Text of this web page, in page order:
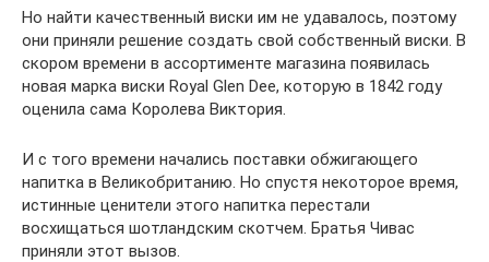
Но найти качественный виски им не удавалось, поэтому
они приняли решение создать свой собственный виски. В
скором времени в ассортименте магазина появилась
новая марка виски Royal Glen Dee, которую в 1842 году
оценила сама Королева Виктория.
И с того времени начались поставки обжигающего
напитка в Великобританию. Но спустя некоторое время,
истинные ценители этого напитка перестали
восхищаться шотландским скотчем. Братья Чивас
приняли этот вызов.